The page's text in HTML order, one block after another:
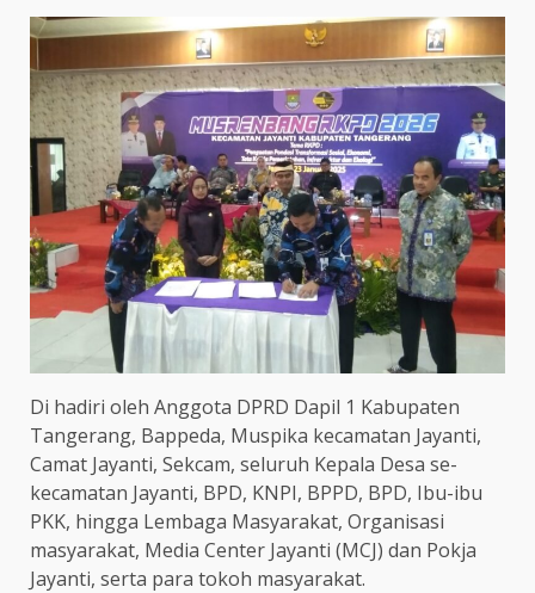
Di hadiri oleh Anggota DPRD Dapil 1 Kabupaten
Tangerang, Bappeda, Muspika kecamatan Jayanti,
Camat Jayanti, Sekcam, seluruh Kepala Desa se-
kecamatan Jayanti, BPD, KNPI, BPPD, BPD, Ibu-ibu
PKK, hingga Lembaga Masyarakat, Organisasi
masyarakat, Media Center Jayanti (MCJ) dan Pokja
Jayanti, serta para tokoh masyarakat.